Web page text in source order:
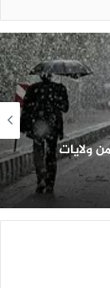
ولايات